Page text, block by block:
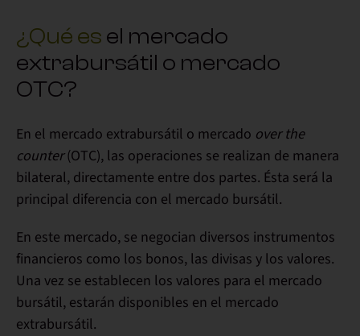
¿Qué es el mercado
extrabursátil o mercado
OTC?
En el mercado extrabursátil o mercado over the
counter(OTC), las operaciones se realizan de manera
bilateral, directamente entre dos partes. Ésta será la
principal diferencia con el mercado bursátil.
En este mercado, se negocian diversos instrumentos
financieros como los bonos, las divisas y los valores.
Una vez se establecen los valores para el mercado
bursátil, estarán disponibles en el mercado
extrabursátil.